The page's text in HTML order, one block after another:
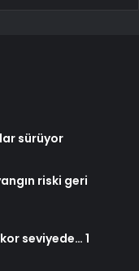
sürüyor
riski geri
seviyede… 1